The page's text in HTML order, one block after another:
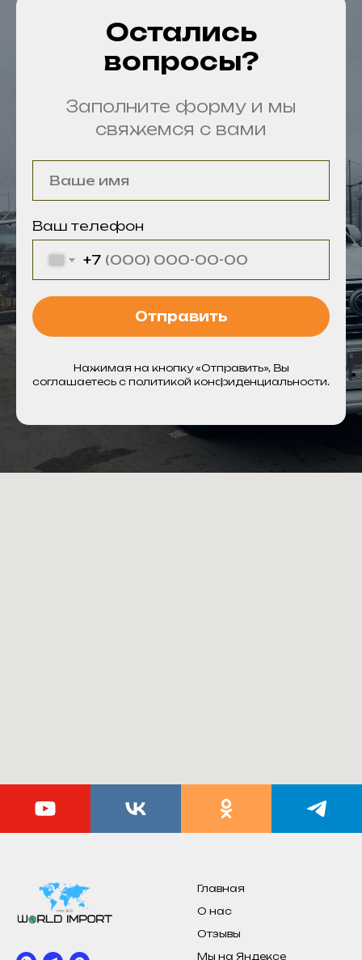
Остались
вопросы?
Заполните форму и мы
свяжемся с вами
Ваш телефон
+7
Отправить
Нажимая на кнопку «Отправить», Вы
соглашаетесь с политикой конфиденциальности.
Главная
О нас
Отзывы
Мы на Яндексе